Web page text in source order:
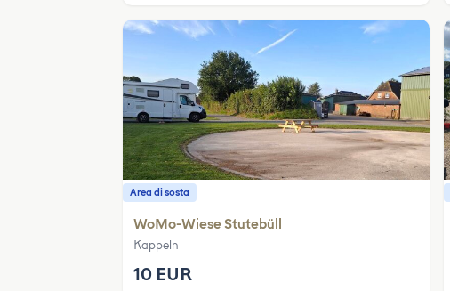
Area di sosta
WoMo-Wiese Stutebüll
Kappeln
10 EUR